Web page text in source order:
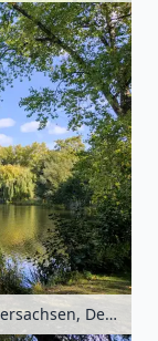
Spielmannsteich in Braunschweig, Niedersachsen, Deutschland